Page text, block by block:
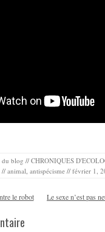
du blog // CHRONIQUES
// animal antispécisme // février 1,
le robot
Le sexe n’est pas